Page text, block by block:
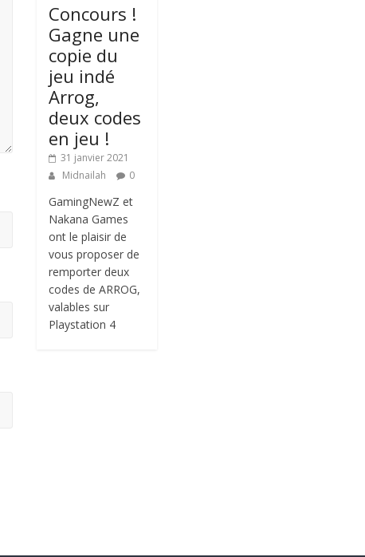
Concours !
Gagne une
copie du
jeu indé
Arrog,
deux codes
en jeu !
31 janvier 2021
Midnailah
0
GamingNewZ et
Nakana Games
ont le plaisir de
vous proposer de
remporter deux
codes de ARROG,
valables sur
Playstation 4